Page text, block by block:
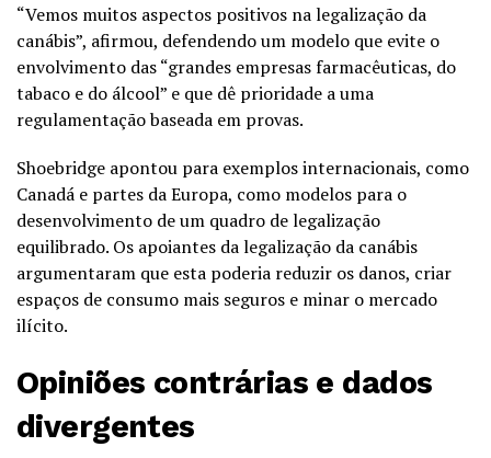
“Vemos muitos aspectos positivos na legalização da
canábis”, afirmou, defendendo um modelo que evite o
envolvimento das “grandes empresas farmacêuticas, do
tabaco e do álcool” e que dê prioridade a uma
regulamentação baseada em provas.
Shoebridge apontou para exemplos internacionais, como
Canadá e partes da Europa, como modelos para o
desenvolvimento de um quadro de legalização
equilibrado. Os apoiantes da legalização da canábis
argumentaram que esta poderia reduzir os danos, criar
espaços de consumo mais seguros e minar o mercado
ilícito.
Opiniões contrárias e dados
divergentes